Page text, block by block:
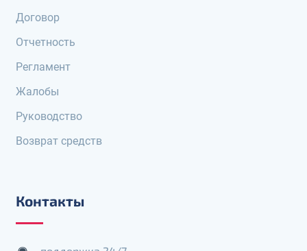
Договор
Отчетность
Регламент
Жалобы
Руководство
Возврат средств
Контакты